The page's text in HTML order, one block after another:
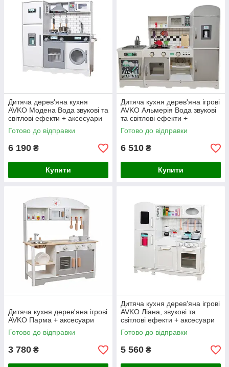
Дитяча дерев'яна кухня
AVKO Модена Вода звукові та
світлові ефекти + аксесуари
Готово до відправки
6 190 ₴
Купити
Дитяча кухня дерев'яна ігрові
AVKO Альмерія Вода звукові
та світлові ефекти +
аксесуари
Готово до відправки
6 510 ₴
Купити
Дитяча кухня дерев'яна ігрові
AVKO Парма + аксесуари
Готово до відправки
3 780 ₴
Дитяча кухня дерев'яна ігрові
AVKO Ліана, звукові та
світлові ефекти + аксесуари
Готово до відправки
5 560 ₴